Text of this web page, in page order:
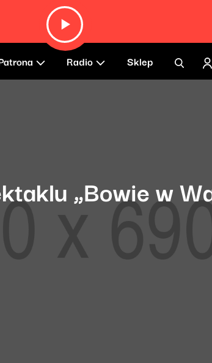
Radio Sklep
„Bowie w